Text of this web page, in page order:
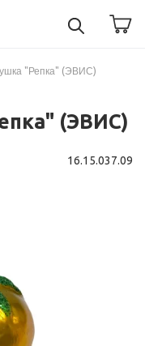
"Репка" (ЭВИС)
(ЭВИС)
16.15.037.09